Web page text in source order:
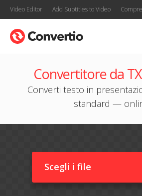
Video Editor Add Subtitles to Video
Convertitore da
Converti testo in
standard —
Scegli i file